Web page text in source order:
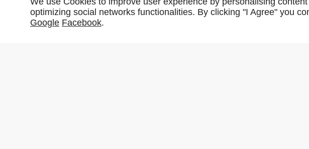
optimizing social networks functionalities. By clicking "I Agree" you
Google Facebook.